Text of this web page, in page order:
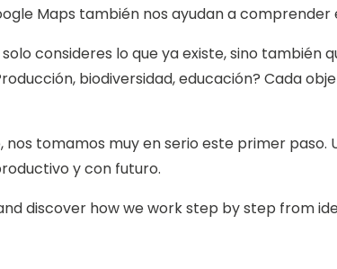
Maps también nos ayudan a
solo consideres lo que ya existe, sino
biodiversidad, educación? Cada
nos tomamos muy en serio este primer
y con futuro.
discover how we work step by step from